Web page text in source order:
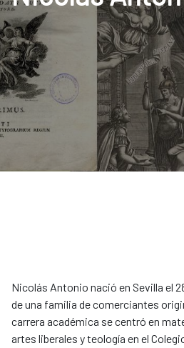
Nicolás Antonio nació en Sevilla el
de una familia de comerciantes
carrera académica se centró en
artes liberales y teología en el